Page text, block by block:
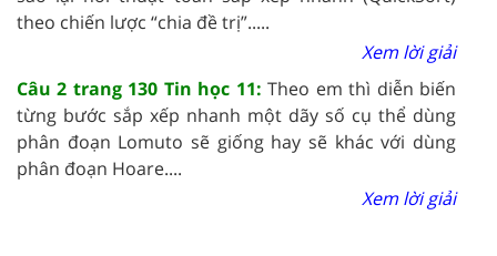
theo chiến lược “chia đề trị”.....
Xem lời giải
Câu 2 trang 130 Tin học 11:Theo em thì diễn biến
từng bước sắp xếp nhanh một dãy số cụ thể dùng
phân đoạn Lomuto sẽ giống hay sẽ khác với dùng
phân đoạn Hoare....
Xem lời giải